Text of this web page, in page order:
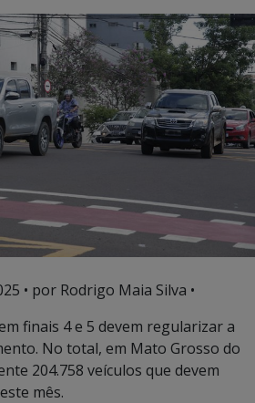
• por Rodrigo Maia Silva •
finais 4 e 5 devem regularizar a
No total, em Mato Grosso do
204.758 veículos que devem
mês.